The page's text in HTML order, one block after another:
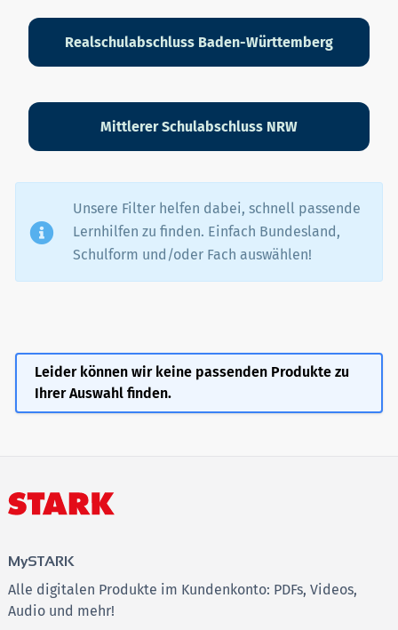
Realschulabschluss Baden-Württemberg
Mittlerer Schulabschluss NRW
Unsere Filter helfen dabei, schnell passende
Lernhilfen zu finden. Einfach Bundesland,
Schulform und/oder Fach auswählen!
Leider können wir keine passenden Produkte zu
Ihrer Auswahl finden.
MySTARK
Alle digitalen Produkte im Kundenkonto: PDFs, Videos,
Audio und mehr!